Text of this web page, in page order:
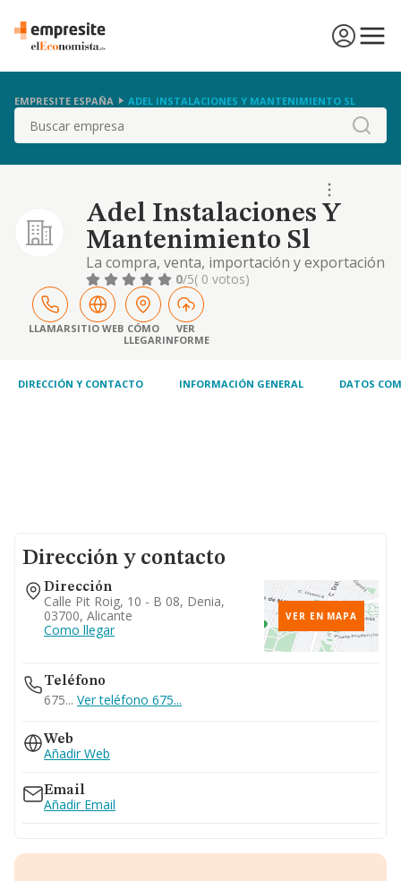
EMPRESITE ESPAÑA ADEL INSTALACIONES Y MANTENIMIENTO SL
Buscar
Adel Instalaciones Y
Mantenimiento Sl
La compra, venta, importación y exportación
de chatarra de metales y papel. la
recuperación de maquinaria e instación de
las mismas. la supervisión de instalaciones
eléctricas de alta, media y baja tensión. las
auditorías energéticas y eléctricas. la
clínicos
0/5( 0 votos)
LLAMARSITIO WEB CÓMO
LLEGAR
VER
INFORME
DIRECCIÓN Y CONTACTO INFORMACIÓN GENERAL DATOS
Dirección y contacto
Dirección
Calle Pit Roig, 10 - B 08, Denia,
03700, Alicante
Como llegar
VER EN MAPA
Teléfono
675... Ver teléfono 675...
Web
Añadir Web
Email
Añadir Email